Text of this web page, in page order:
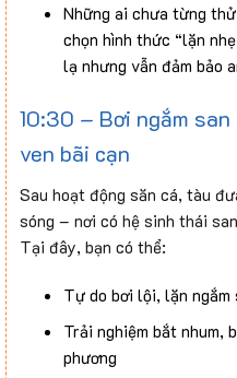
Những ai chưa từng
chọn hình thức “lặn
lạ nhưng vẫn đảm bảo
10:30 – Bơi ngắm
ven bãi cạn
Sau hoạt động săn cá, tàu
sóng – nơi có hệ sinh thái
Tại đây, bạn có thể:
Tự do bơi lội, lặn ngắm
Trải nghiệm bắt nhum,
phương